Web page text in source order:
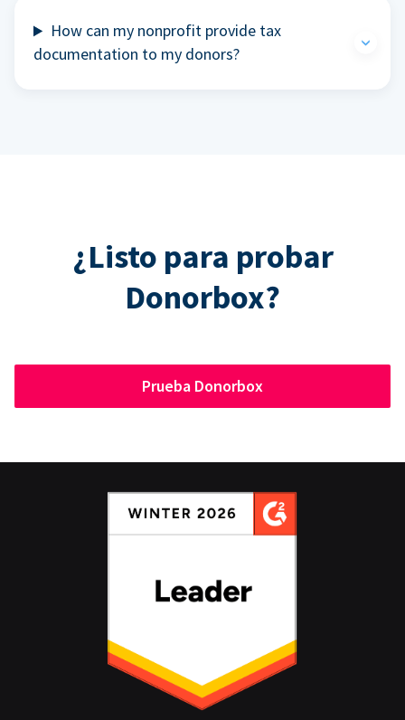
How can my nonprofit provide tax
documentation to my donors?
¿Listo para probar
Donorbox?
Prueba Donorbox